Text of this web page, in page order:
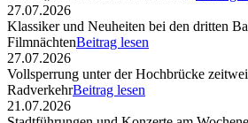
27.07.2026
Klassiker und Neuheiten bei den dritten
FilmnächtenBeitrag lesen
27.07.2026
Vollsperrung unter der Hochbrücke
RadverkehrBeitrag lesen
21.07.2026